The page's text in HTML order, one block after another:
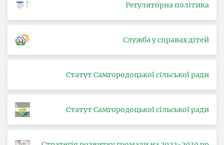
Регуляторна політика
Служба у справах дітей
Статут Самгородоцької сільської ради
Статут Самгородоцької сільської ради